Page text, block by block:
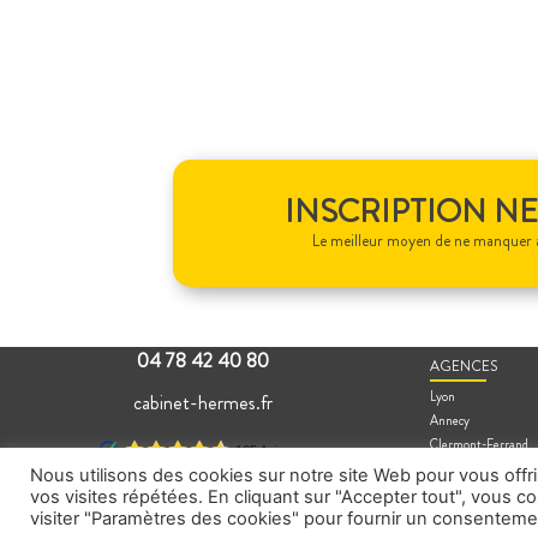
INSCRIPTION
Le meilleur moyen de ne
04 78 42 40 80
cabinet-hermes.fr
AGENCES
Lyon
Annecy
Clermont-Ferrand
Valence
Nous utilisons des cookies sur notre site Web pour vous
vos visites répétées. En cliquant sur "Accepter tout", vous
visiter "Paramètres des cookies" pour fournir un